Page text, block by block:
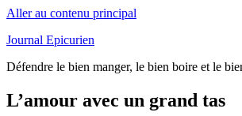
Aller au contenu principal
Journal Epicurien
Défendre le bien manger, le bien boire et le
L’amour avec un grand tas